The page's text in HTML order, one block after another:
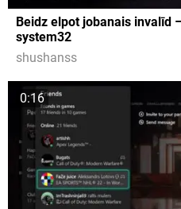
Beidz elpot jobanais invalīd
system32
shushanss
0:16